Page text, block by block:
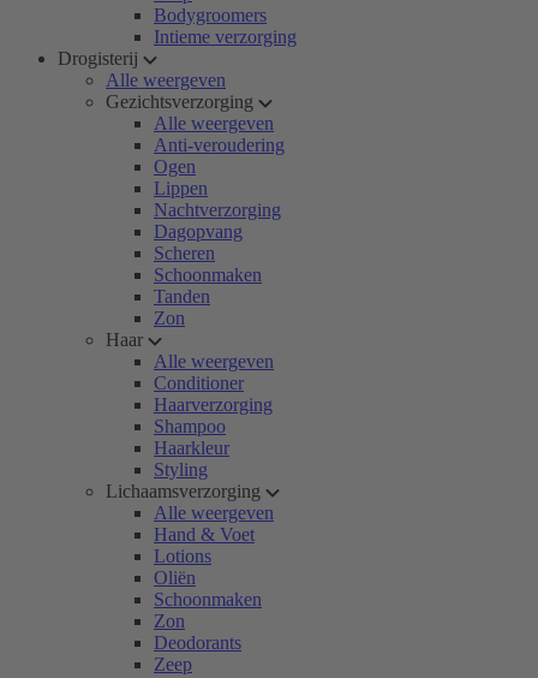
Bodygroomers
Intieme verzorging
Drogisterij
Alle weergeven
Gezichtsverzorging
Alle weergeven
Anti-veroudering
Ogen
Lippen
Nachtverzorging
Dagopvang
Scheren
Schoonmaken
Tanden
Zon
Haar
Alle weergeven
Conditioner
Haarverzorging
Shampoo
Haarkleur
Styling
Lichaamsverzorging
Alle weergeven
Hand & Voet
Lotions
Oliën
Schoonmaken
Zon
Deodorants
Zeep